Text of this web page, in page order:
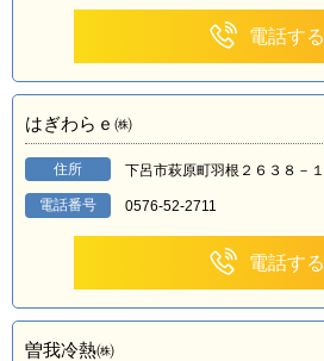
電話する
はぎわらｅ㈱
住所 下呂市萩原町羽根２６３８－１
電話番号 0576-52-2711
電話する
曽我冷熱㈱